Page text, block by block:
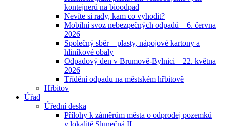
kontejnerů na bioodpad
Nevíte si rady, kam co vyhodit?
Mobilní svoz nebezpečných odpadů – 6. června
2026
Společný sběr – plasty, nápojové kartony a
hliníkové obaly
Odpadový den v Brumově-Bylnici – 22. května
2026
Třídění odpadu na městském hřbitově
Hřbitov
Úřad
Úřední deska
Přílohy k záměrům města o odprodej pozemků
v lokalitě Slunečná II